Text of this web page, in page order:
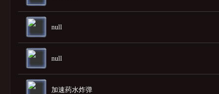
null
null
加速药水炸弹